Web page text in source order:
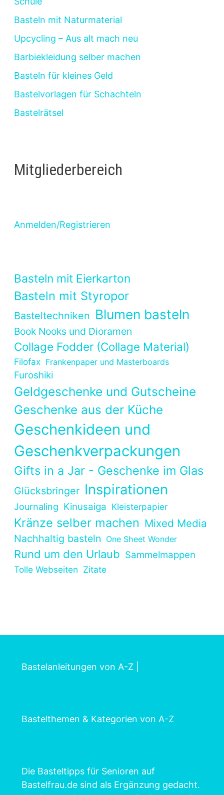
Basteln mit Naturmaterial
Upcycling – Aus alt mach neu
Barbiekleidung selber machen
Basteln für kleines Geld
Bastelvorlagen für Schachteln
Bastelrätsel
Mitgliederbereich
Anmelden/Registrieren
Basteln mit Eierkarton
Basteln mit Styropor
Basteltechniken Blumen basteln
Book Nooks und Dioramen
Collage Fodder (Collage Material)
Filofax Frankenpaper und Masterboards
Furoshiki
Geldgeschenke und Gutscheine
Geschenke aus der Küche
Geschenkideen und
Geschenkverpackungen
Gifts in a Jar - Geschenke im Glas
Glücksbringer Inspirationen
Journaling Kinusaiga Kleisterpapier
Kränze selber machen Mixed Media
Nachhaltig basteln One Sheet Wonder
Rund um den Urlaub Sammelmappen
Tolle Webseiten Zitate
Bastelanleitungen von A-Z
Bastelthemen & Kategorien von A-Z
Die Basteltipps für Senioren auf
Bastelfrau.de sind als Ergänzung gedacht.